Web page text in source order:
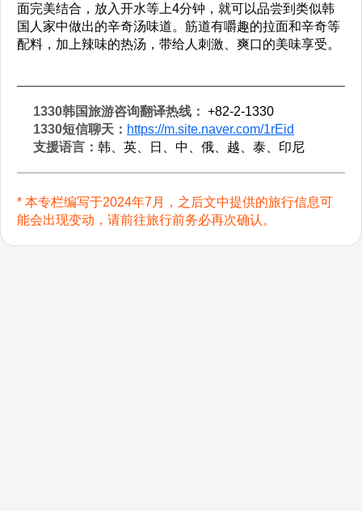
面完美结合，放入开水等上4分钟，就可以品尝到类似韩
国人家中做出的辛奇汤味道。筋道有嚼趣的拉面和辛奇等
配料，加上辣味的热汤，带给人刺激、爽口的美味享受。
1330韩国旅游咨询翻译热线： +82-2-1330
1330短信聊天： https://m.site.naver.com/1rEid
支援语言： 韩、英、日、中、俄、越、泰、印尼
* 本专栏编写于2024年7月，之后文中提供的旅行信息可
能会出现变动，请前往旅行前务必再次确认。